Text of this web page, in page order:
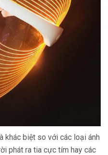
khác biệt so với các loại ánh
phát ra tia cực tím hay các